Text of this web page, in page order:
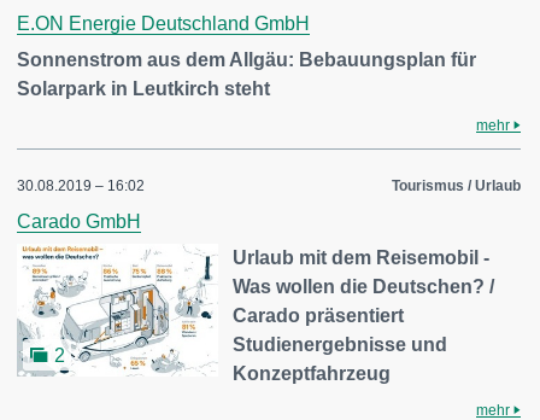
E.ON Energie Deutschland GmbH
Sonnenstrom aus dem Allgäu: Bebauungsplan für
Solarpark in Leutkirch steht
mehr
30.08.2019 – 16:02 Tourismus / Urlaub
Carado GmbH
2
Urlaub mit dem Reisemobil -
Was wollen die Deutschen? /
Carado präsentiert
Studienergebnisse und
Konzeptfahrzeug
mehr